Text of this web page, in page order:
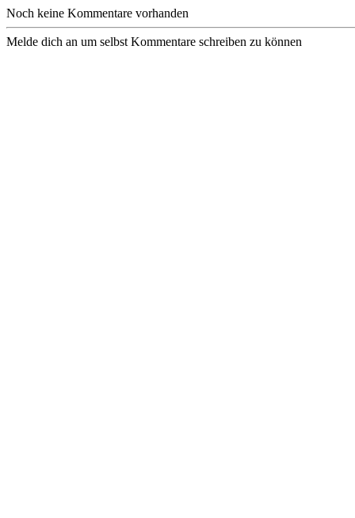
Noch keine Kommentare vorhanden
Melde dich an um selbst Kommentare schreiben zu können